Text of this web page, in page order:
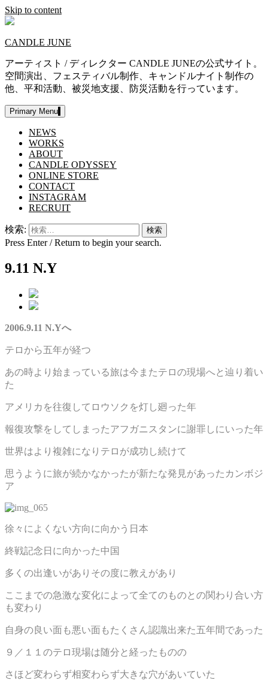
Skip to content
CANDLE JUNE
アーティスト / ディレクター CANDLE JUNEの公式サイト。
空間演出、フェスティバル制作、キャンドルナイト制作の
他、平和活動、被災地支援、防災活動を行っています。
Primary Menu
NEWS
WORKS
ABOUT
CANDLE ODYSSEY
ONLINE STORE
CONTACT
INSTAGRAM
RECRUIT
検索:
Press Enter / Return to begin your search.
9.11 N.Y
2006.9.11 N.Yへ
テロから五年が経つ
あの時より始まっている旅は今またテロの現場へと辿り着い
た
アメリカを往復してロウソクを灯し廻った年
報復攻撃をしてしまったアフガニスタンに謝罪しにいった年
世界はより複雑になりテロが成功し続けて
思うように旅が続かなかったが新たな発見があったカンボジ
ア
徐々によくない方向に向かう日本
終戦記念日に向かった中国
多くの出逢いがありその度に教えがあり
ここまでの急激な変化によって全てのものとの関わり合い方
も変わり
自身の良い面も悪い面もたくさん認識出来た五年間であった
９／１１のテロ現場は随分と経ったものの
さほど変わらず相変わらず大きな穴があいていた